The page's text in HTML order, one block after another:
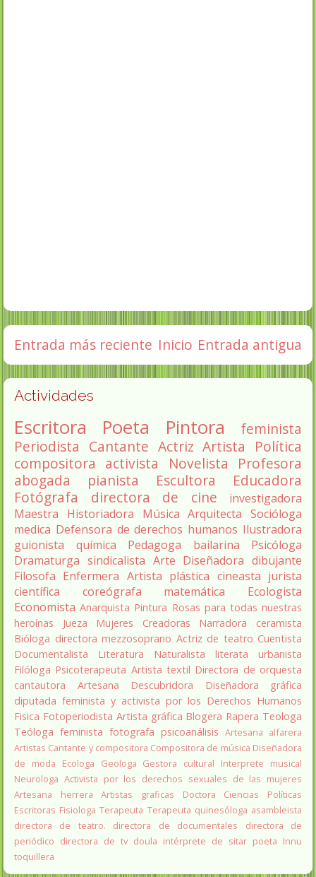
Entrada más reciente Entrada antigua
Inicio
Actividades
Escritora Poeta Pintora
feminista
Periodista Cantante Actriz Artista
Política
compositora activista Novelista
Profesora
abogada
pianista Escultora
Educadora
Fotógrafa
directora de cine
investigadora
Maestra
Historiadora Música Arquitecta Socióloga
medica Defensora de derechos humanos Ilustradora
guionista
química Pedagoga bailarina
Psicóloga
Dramaturga sindicalista Arte Diseñadora dibujante
Filosofa Enfermera Artista plástica cineasta jurista
científica
coreógrafa matemática
Ecologista
Economista Anarquista Pintura Rosas para todas nuestras
heroínas
Jueza Mujeres Creadoras Narradora
ceramista
Bióloga directora mezzosoprano Actriz de teatro Cuentista
Documentalista
Literatura Naturalista literata
urbanista
Filóloga Psicoterapeuta Artista textil Directora de orquesta
cantautora
Artesana Descubridora
Diseñadora gráfica
diputada feminista y activista por los Derechos Humanos
Fisica Fotoperiodista Artista gráfica Blogera Rapera Teologa
Teóloga feminista fotografa psicoanálisis Artesana alfarera
Artistas Cantante y compositora Compositora de música Diseñadora
de moda
Ecologa Geologa Gestora cultural
Interprete musical
Neurologa Activista por los derechos sexuales de las mujeres
Artesana herrera
Artistas graficas
Doctora Ciencias Políticas
Escritoras Fisiologa Terapeuta Terapeuta quinesóloga asambleista
directora de teatro.
directora de documentales
directora de
periódico directora de tv doula intérprete de sitar poeta Innu
toquillera